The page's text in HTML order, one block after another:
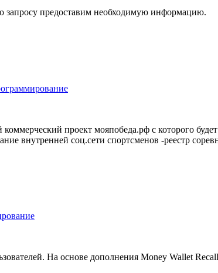
запросу предоставим необходимую информацию.
проект мояпобеда.рф с которого
внутренней соц.сети спортсменов -реестр
На основе дополнения Money Wallet